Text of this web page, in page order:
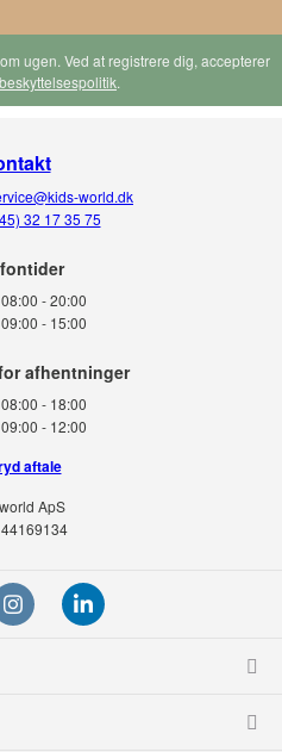
ugen. Ved at registrere dig, accepterer
.
world.dk
32 17 35 75
08:00 - 20:00
09:00 - 15:00
08:00 - 18:00
09:00 - 12:00
aftale
ApS